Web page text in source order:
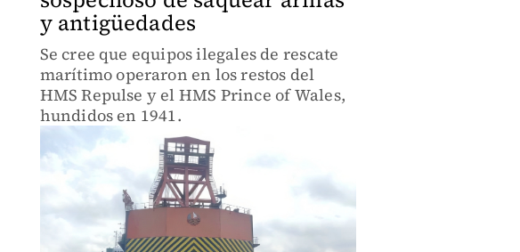
y antigüedades
Se cree que equipos ilegales de rescate
marítimo operaron en los restos del
HMS Repulse y el HMS Prince of Wales,
hundidos en 1941.